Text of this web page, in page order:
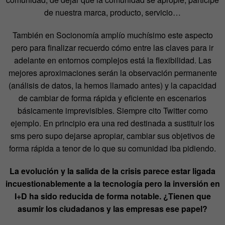
de nuestra marca, producto, servicio…
También en Socionomía amplío muchísimo este aspecto
pero para finalizar recuerdo cómo entre las claves para ir
adelante en entornos complejos está la flexibilidad. Las
mejores aproximaciones serán la observación permanente
(análisis de datos, la hemos llamado antes) y la capacidad
de cambiar de forma rápida y eficiente en escenarios
básicamente imprevisibles. Siempre cito Twitter como
ejemplo. En principio era una red destinada a sustituir los
sms pero supo dejarse apropiar, cambiar sus objetivos de
forma rápida a tenor de lo que su comunidad iba pidiendo.
La evolución y la salida de la crisis parece estar ligada
incuestionablemente a la tecnología pero la inversión en
I+D ha sido reducida de forma notable. ¿Tienen que
asumir los ciudadanos y las empresas ese papel?